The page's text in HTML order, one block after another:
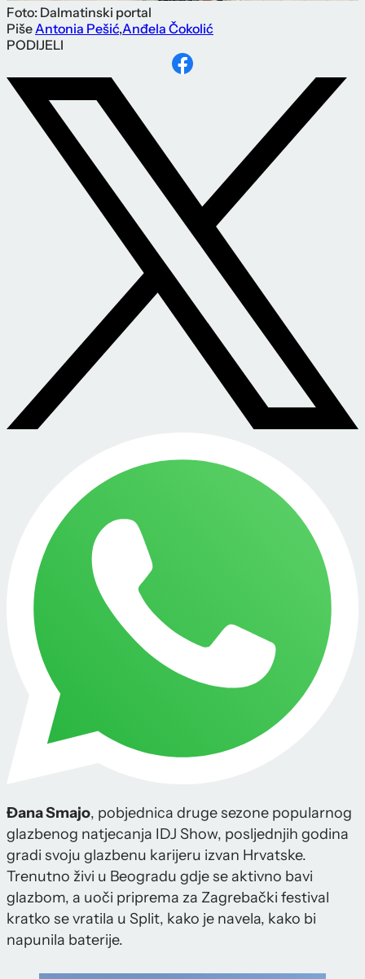
Foto: Dalmatinski portal
PišeAntonia Pešić,Anđela Čokolić
PODIJELI
Đana Smajo, pobjednica druge sezone popularnog
glazbenog natjecanja IDJ Show, posljednjih godina
gradi svoju glazbenu karijeru izvan Hrvatske.
Trenutno živi u Beogradu gdje se aktivno bavi
glazbom, a uoči priprema za Zagrebački festival
kratko se vratila u Split, kako je navela, kako bi
napunila baterije.